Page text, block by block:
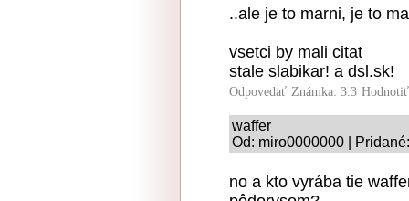
..ale je to marni, je to
vsetci by mali citat
stale slabikar! a dsl.sk!
Odpovedať Známka: 3.3
waffer
Od: miro0000000 |
no a kto vyrába tie